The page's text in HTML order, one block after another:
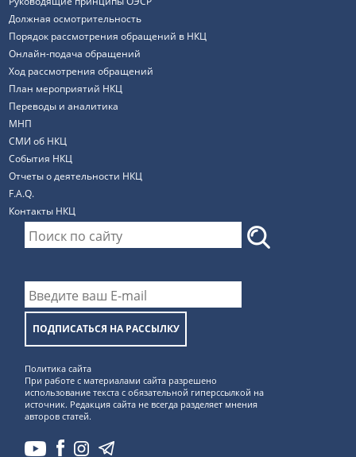
Должная осмотрительность
Порядок рассмотрения обращений в НКЦ
Онлайн-подача обращений
Ход рассмотрения обращений
План мероприятий НКЦ
Переводы и аналитика
МНП
СМИ об НКЦ
События НКЦ
Отчеты о деятельности НКЦ
F.A.Q.
Контакты НКЦ
ПОДПИСАТЬСЯ НА РАССЫЛКУ
Политика сайта
При работе с материалами сайта разрешено
использование текста с обязательной гиперссылкой на
источник. Редакция сайта не всегда разделяет мнения
авторов статей.